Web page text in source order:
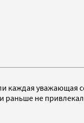
уважающая
не